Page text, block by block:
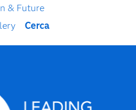
& Future
Cerca